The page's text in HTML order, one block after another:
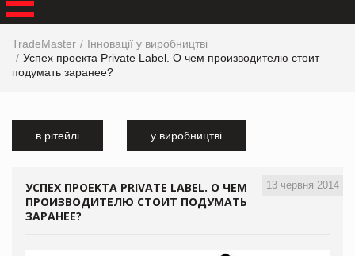
TradeMaster
Інновації у виробництві
Успех проекта Private Label. О чем производителю стоит
подумать заранее?
в рітейлі у виробництві
13 червня 2014
УСПЕХ ПРОЕКТА PRIVATE LABEL. О ЧЕМ
ПРОИЗВОДИТЕЛЮ СТОИТ ПОДУМАТЬ
ЗАРАНЕЕ?